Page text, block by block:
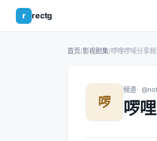
r rectg
首页/影视剧集/啰哩啰嗦分享
啰
频道
啰